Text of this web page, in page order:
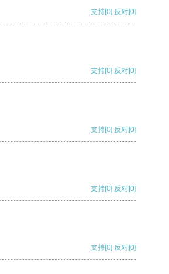
支持[0] 反对[0]
支持[0] 反对[0]
支持[0] 反对[0]
支持[0] 反对[0]
支持[0] 反对[0]